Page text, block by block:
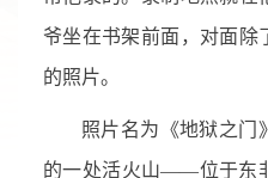
爷坐在书架前面，对面除
的照片。
照片名为《地狱之门
的一处活火山——位于东